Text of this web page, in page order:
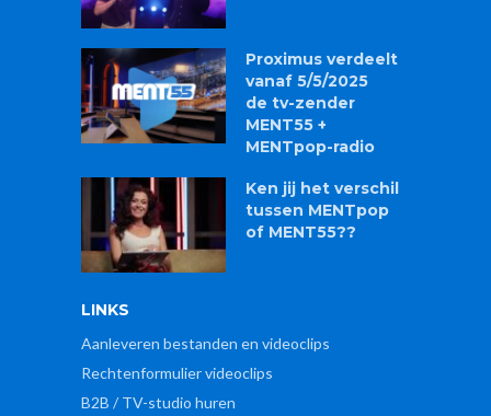
Proximus verdeelt
vanaf 5/5/2025
de tv-zender
MENT55 +
MENTpop-radio
Ken jij het verschil
tussen MENTpop
of MENT55??
LINKS
Aanleveren bestanden en videoclips
Rechtenformulier videoclips
B2B / TV-studio huren